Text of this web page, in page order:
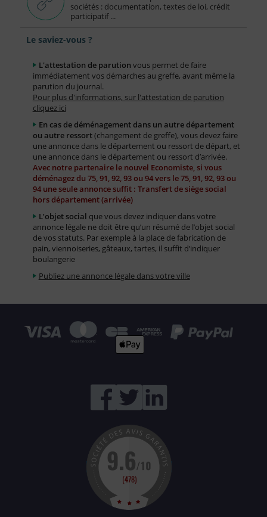
sociétés : documentation, textes de loi, crédit
participatif ...
Le saviez-vous ?
L'attestation de parution vous permet de faire
immédiatement vos démarches au greffe, avant même la
parution du journal.
Pour plus d'informations, sur l'attestation de parution
cliquez ici
En cas de déménagement dans un autre département
ou autre ressort(changement de greffe), vous devez faire
une annonce dans le département ou ressort de départ, et
une annonce dans le département ou ressort d’arrivée.
Avec notre partenaire le nouvel Economiste, si vous
déménagez du 75, 91, 92, 93 ou 94 vers le 75, 91, 92, 93 ou
94 une seule annonce suffit : Transfert de siège social
hors département (arrivée)
L’objet social que vous devez indiquer dans votre
annonce légale ne doit être qu’un résumé de l’objet social
de vos statuts. Par exemple à la place de fabrication de
pain, viennoiseries, gâteaux, tartes, il suffit d’indiquer
boulangerie
Publiez une annonce légale dans votre ville